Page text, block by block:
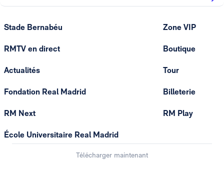
Stade Bernabéu
RMTV en direct
Actualités
Fondation Real Madrid
RM Next
École Universitaire Real Madrid
Zone VIP
Boutique
Tour
Billeterie
RM Play
Télécharger maintenant